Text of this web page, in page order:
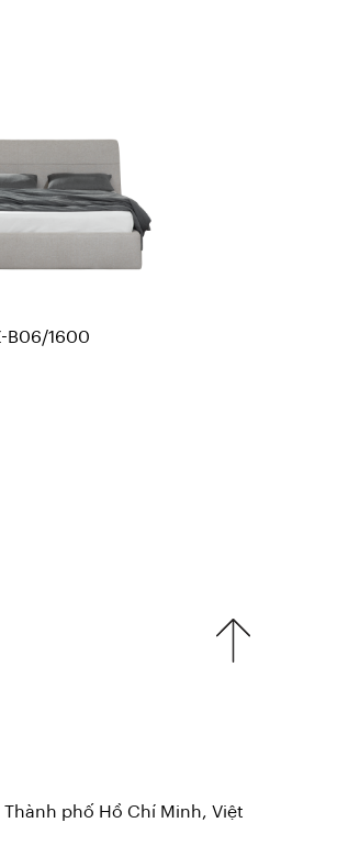
B06/1600
phố Hồ Chí Minh, Việt